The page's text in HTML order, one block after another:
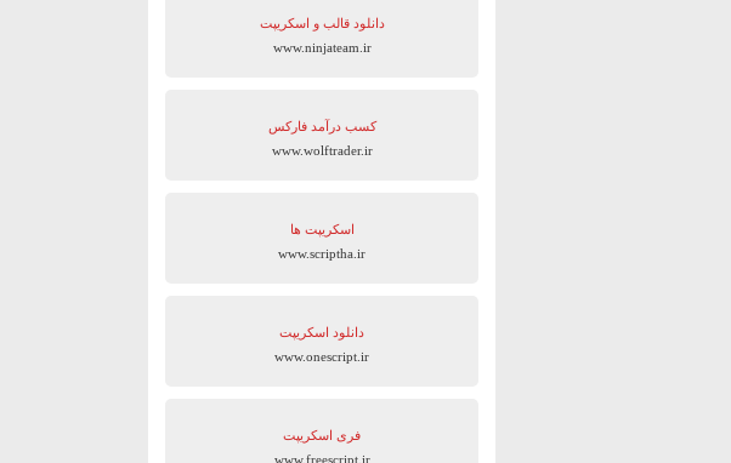
دانلود قالب و اسکریپت
www.ninjateam.ir
کسب درآمد فارکس
www.wolftrader.ir
اسکریپت ها
www.scriptha.ir
دانلود اسکریپت
www.onescript.ir
فری اسکریپت
www.freescript.ir